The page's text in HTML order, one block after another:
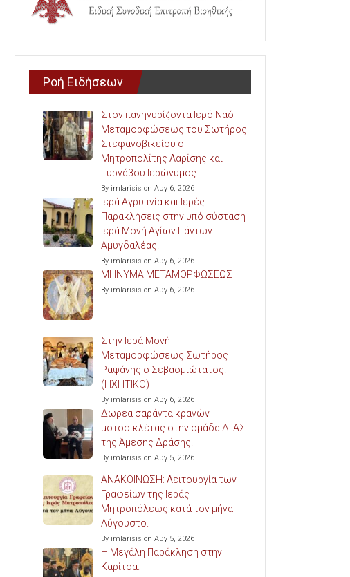
Ροή Ειδήσεων
Στον πανηγυρίζοντα Ιερό Ναό
Μεταμορφώσεως του Σωτήρος
Στεφανοβικείου ο
Μητροπολίτης Λαρίσης και
Τυρνάβου Ιερώνυμος.
By imlarisis on Αυγ 6, 2026
Ιερά Αγρυπνία και Ιερές
Παρακλήσεις στην υπό σύσταση
Ιερά Μονή Αγίων Πάντων
Αμυγδαλέας.
By imlarisis on Αυγ 6, 2026
ΜΗΝΥΜΑ ΜΕΤΑΜΟΡΦΩΣΕΩΣ
By imlarisis on Αυγ 6, 2026
Στην Ιερά Μονή
Μεταμορφώσεως Σωτήρος
Ραψάνης ο Σεβασμιώτατος.
(ΗΧΗΤΙΚΟ)
By imlarisis on Αυγ 6, 2026
Δωρέα σαράντα κρανών
μοτοσικλέτας στην ομάδα ΔΙ.ΑΣ.
της Άμεσης Δράσης.
By imlarisis on Αυγ 5, 2026
ΑΝΑΚΟΙΝΩΣΗ: Λειτουργία των
Γραφείων της Ιεράς
Μητροπόλεως κατά τον μήνα
Αύγουστο.
By imlarisis on Αυγ 5, 2026
Η Μεγάλη Παράκληση στην
Καρίτσα.